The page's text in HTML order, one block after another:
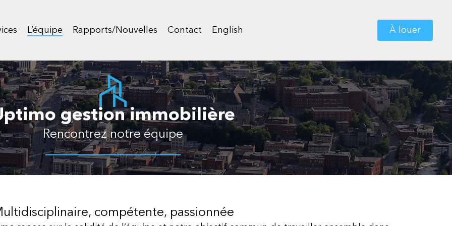
L’équipe Rapports/Nouvelles Contact English À louer
gestion immobilière
Rencontrez notre équipe
compétente, passionnée